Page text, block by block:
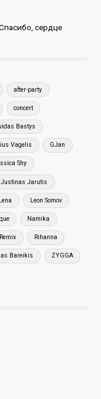
сердце
after-party
concert
Bastys
Vagelis GJan
Shy
Justinas Jarutis
Leon Somov
Namika
Remix Rihanna
Bareikis ZYGGA